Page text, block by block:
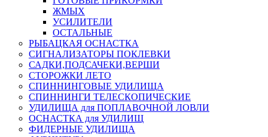
ЖМЫХ
УСИЛИТЕЛИ
ОСТАЛЬНЫЕ
РЫБАЦКАЯ ОСНАСТКА
СИГНАЛИЗАТОРЫ ПОКЛЕВКИ
САДКИ,ПОДСАЧЕКИ,ВЕРШИ
СТОРОЖКИ ЛЕТО
СПИННИНГОВЫЕ УДИЛИЩА
СПИННИНГИ ТЕЛЕСКОПИЧЕСКИЕ
УДИЛИЩА для ПОПЛАВОЧНОЙ ЛОВЛИ
ОСНАСТКА для УДИЛИЩ
ФИДЕРНЫЕ УДИЛИЩА